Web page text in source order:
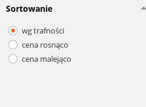
Sortowanie
wg trafności
cena rosnąco
cena malejąco